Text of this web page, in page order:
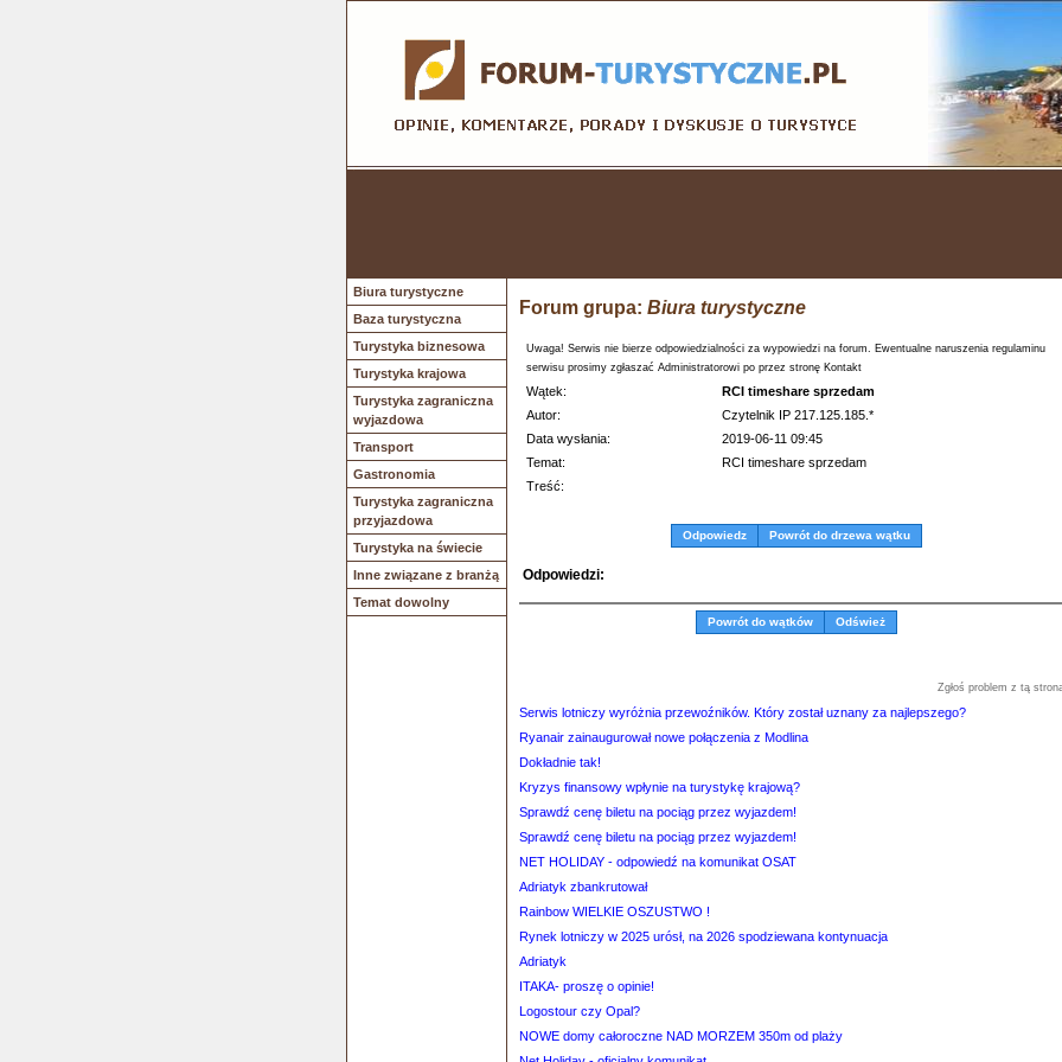
Biura turystyczne
Baza turystyczna
Turystyka biznesowa
Turystyka krajowa
Turystyka zagraniczna
wyjazdowa
Transport
Gastronomia
Turystyka zagraniczna
przyjazdowa
Turystyka na świecie
Inne związane z branżą
Temat dowolny
Forum grupa: Biura turystyczne
Uwaga! Serwis nie bierze odpowiedzialności za wypowiedzi na forum. Ewentualne naruszenia regulaminu
serwisu prosimy zgłaszać Administratorowi po przez stronę Kontakt
Wątek:
RCI timeshare sprzedam
Autor:
Czytelnik IP 217.125.185.*
Data wysłania:
2019-06-11 09:45
Temat:
RCI timeshare sprzedam
Treść:
Odpowiedz Powrót do drzewa wątku
Odpowiedzi:
Powrót do wątków Odśwież
Zgłoś problem z tą
Serwis lotniczy wyróżnia przewoźników. Który został uznany za najlepszego?
Ryanair zainaugurował nowe połączenia z Modlina
Dokładnie tak!
Kryzys finansowy wpłynie na turystykę krajową?
Sprawdź cenę biletu na pociąg przez wyjazdem!
Sprawdź cenę biletu na pociąg przez wyjazdem!
NET HOLIDAY - odpowiedź na komunikat OSAT
Adriatyk zbankrutował
Rainbow WIELKIE OSZUSTWO !
Rynek lotniczy w 2025 urósł, na 2026 spodziewana kontynuacja
Adriatyk
ITAKA- proszę o opinie!
Logostour czy Opal?
NOWE domy całoroczne NAD MORZEM 350m od plaży